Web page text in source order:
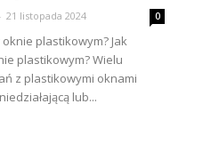
- 21 listopada 2024 0
plastikowym? Jak
plastikowym? Wielu
z plastikowymi oknami
lub...